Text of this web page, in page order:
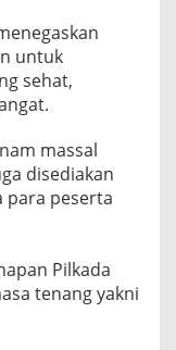
untuk
sehat,
massal
disediakan
para peserta
Pilkada
tenang yakni